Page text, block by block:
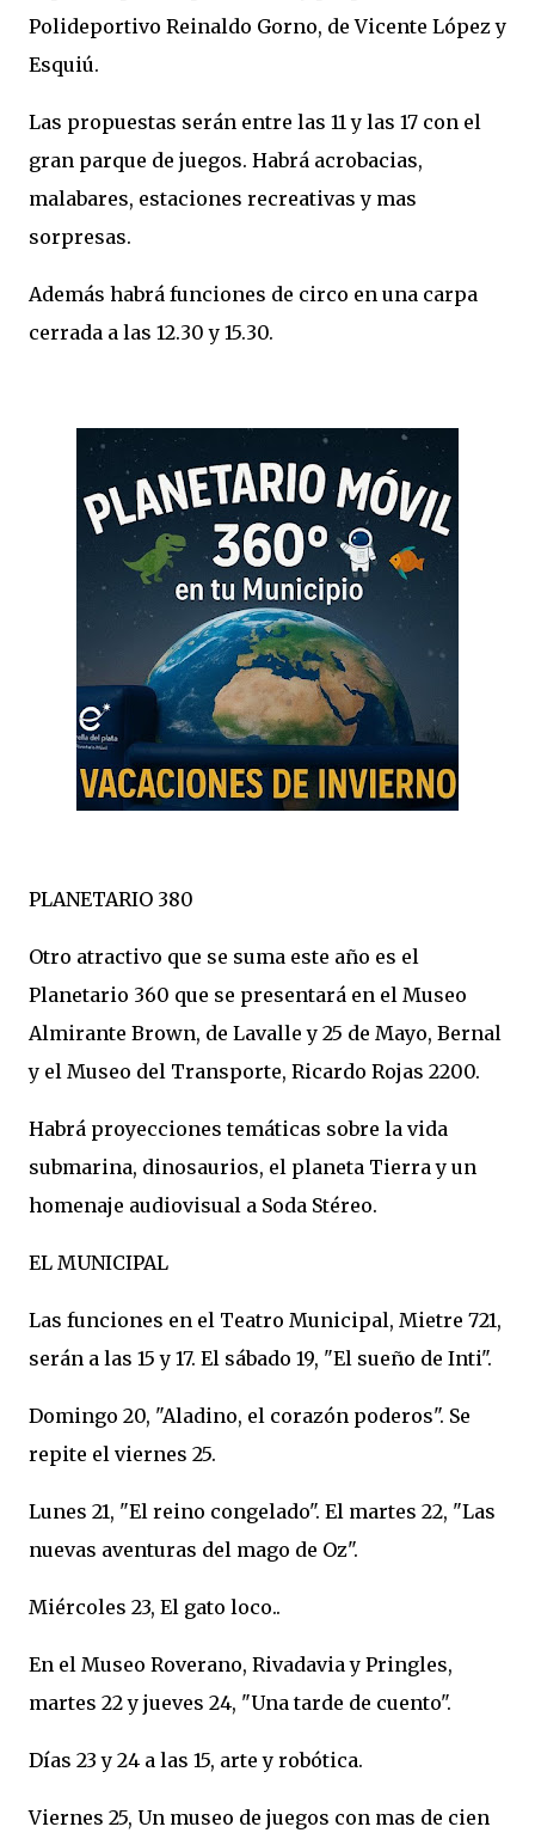
Polideportivo Reinaldo Gorno, de Vicente López y
Esquiú.
Las propuestas serán entre las 11 y las 17 con el
gran parque de juegos. Habrá acrobacias,
malabares, estaciones recreativas y mas
sorpresas.
Además habrá funciones de circo en una carpa
cerrada a las 12.30 y 15.30.
PLANETARIO 380
Otro atractivo que se suma este año es el
Planetario 360 que se presentará en el Museo
Almirante Brown, de Lavalle y 25 de Mayo, Bernal
y el Museo del Transporte, Ricardo Rojas 2200.
Habrá proyecciones temáticas sobre la vida
submarina, dinosaurios, el planeta Tierra y un
homenaje audiovisual a Soda Stéreo.
EL MUNICIPAL
Las funciones en el Teatro Municipal, Mietre 721,
serán a las 15 y 17. El sábado 19, "El sueño de Inti".
Domingo 20, "Aladino, el corazón poderos". Se
repite el viernes 25.
Lunes 21, "El reino congelado". El martes 22, "Las
nuevas aventuras del mago de Oz".
Miércoles 23, El gato loco..
En el Museo Roverano, Rivadavia y Pringles,
martes 22 y jueves 24, "Una tarde de cuento".
Días 23 y 24 a las 15, arte y robótica.
Viernes 25, Un museo de juegos con mas de cien